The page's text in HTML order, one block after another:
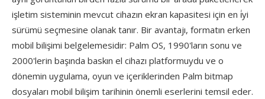
işletim sisteminin mevcut cihazın ekran kapasitesi için en i̇yi
sürümü seçmesine olanak tanır. Bir avantajı, formatın erken
mobil bilişimi belgelemesidir: Palm OS, 1990'ların sonu ve
2000'lerin başında baskın el cihazı platformuydu ve o
dönemin uygulama, oyun ve içeriklerinden Palm bitmap
dosyaları mobil bilişim tarihinin önemli eserlerini temsil eder.